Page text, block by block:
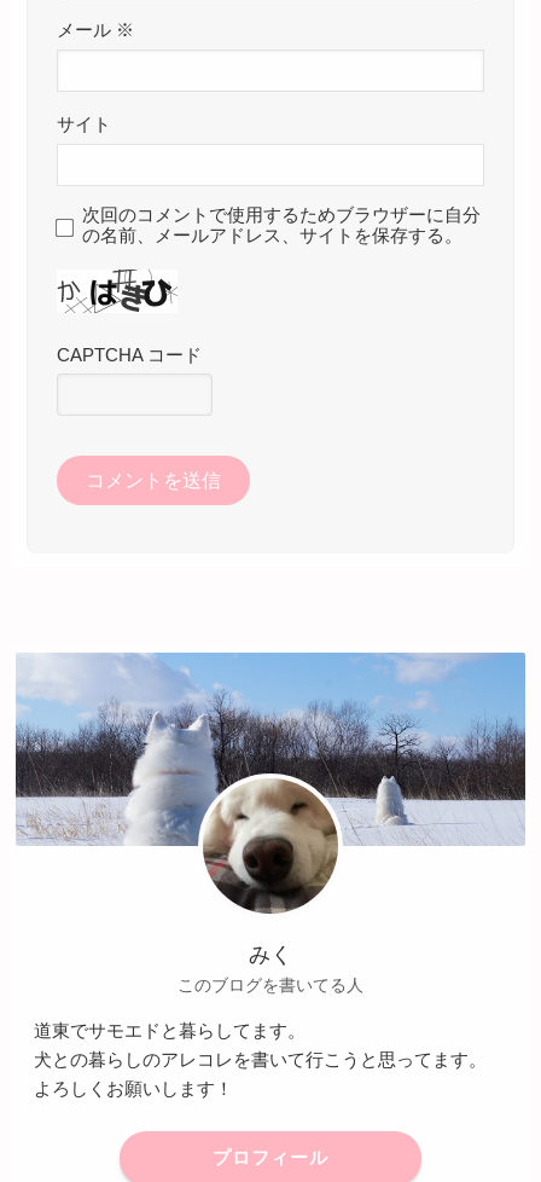
メール ※
サイト
次回のコメントで使用するためブラウザーに自分
の名前、メールアドレス、サイトを保存する。
CAPTCHA コード
みく
このブログを書いてる人
道東でサモエドと暮らしてます。
犬との暮らしのアレコレを書いて行こうと思ってます。
よろしくお願いします！
プロフィール